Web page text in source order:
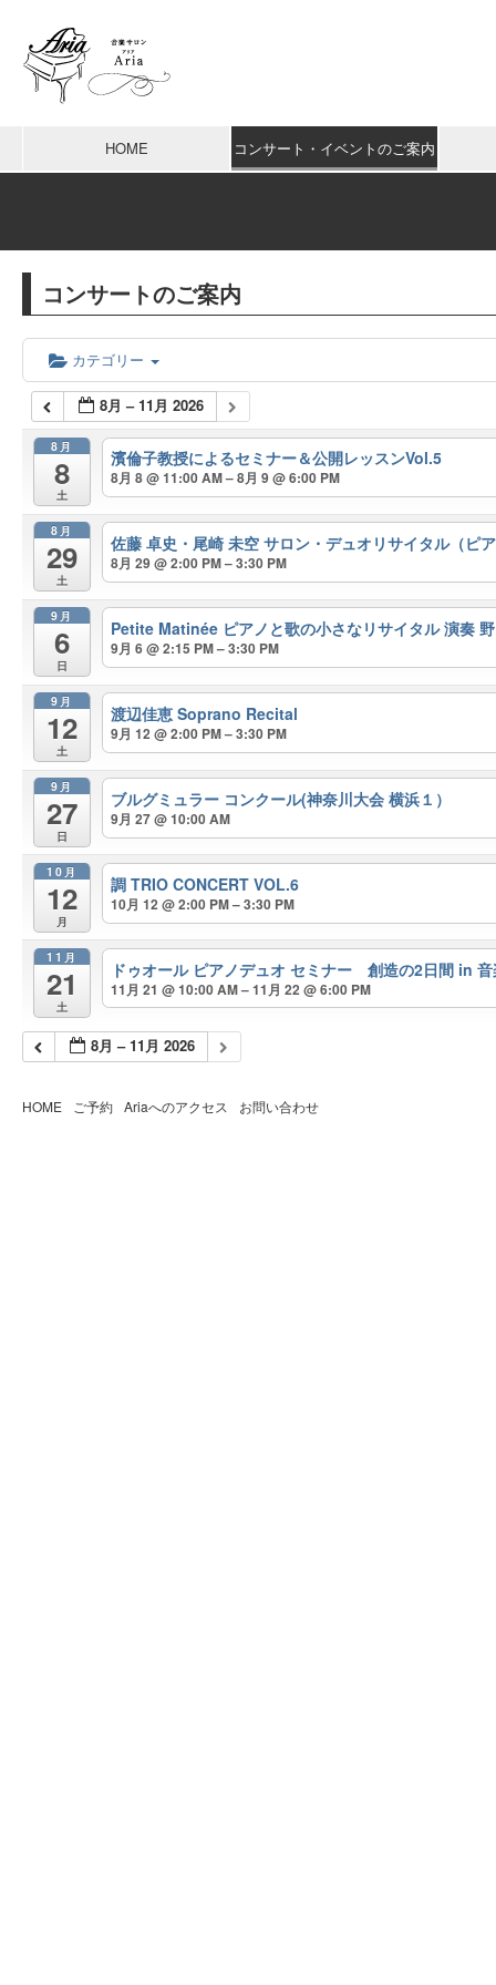
HOME コンサート・イベントのご案内
コンサートのご案内
カテゴリー
8月 – 11月 2026
8月
8
土
濱倫子教授によるセミナー＆公開レッスンVol.5
8月 8 @ 11:00 AM – 8月 9 @ 6:00 PM
8月
29
土
佐藤 卓史・尾崎 未空 サロン・デュオリサイタル（ピ
8月 29 @ 2:00 PM – 3:30 PM
9月
6
日
Petite Matinée ピアノと歌の小さなリサイタル 演奏
9月 6 @ 2:15 PM – 3:30 PM
9月
12
土
渡辺佳恵 Soprano Recital
9月 12 @ 2:00 PM – 3:30 PM
9月
27
日
ブルグミュラー コンクール(神奈川大会 横浜１）
9月 27 @ 10:00 AM
10月
12
月
調 TRIO CONCERT VOL.6
10月 12 @ 2:00 PM – 3:30 PM
11月
21
土
ドゥオール ピアノデュオ セミナー 創造の2日間 in
11月 21 @ 10:00 AM – 11月 22 @ 6:00 PM
8月 – 11月 2026
HOME ご予約 Ariaへのアクセス お問い合わせ